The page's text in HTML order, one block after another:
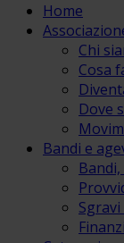
Home
Chi
Cosa
Dove
Bandi e